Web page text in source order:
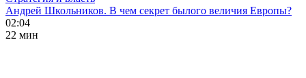
Андрей Школьников. В чем секрет былого величия Европы?
02:04
22 мин